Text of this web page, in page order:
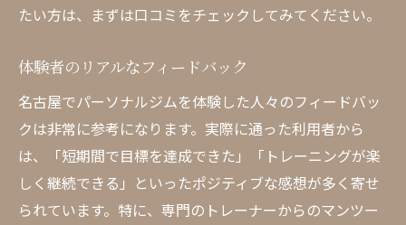
たい方は、まずは口コミをチェックしてみてください。
体験者のリアルなフィードバック
名古屋でパーソナルジムを体験した人々のフィードバッ
クは非常に参考になります。実際に通った利用者から
は、「短期間で目標を達成できた」「トレーニングが楽
しく継続できる」といったポジティブな感想が多く寄せ
られています。特に、専門のトレーナーからのマンツー